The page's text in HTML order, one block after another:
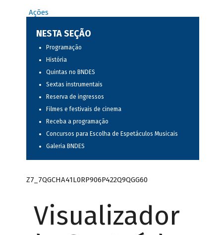
Ações
NESTA SEÇÃO
Programação
História
Quintas no BNDES
Sextas instrumentais
Reserva de ingressos
Filmes e festivais de cinema
Receba a programação
Concursos para Escolha de Espetáculos Musicais
Galeria BNDES
Z7_7QGCHA41L0RP906P422Q9QGG60
Visualizador